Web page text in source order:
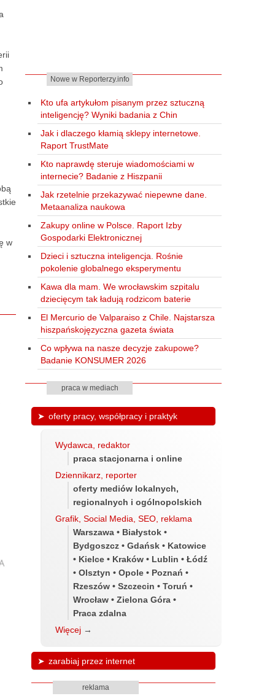
w
Nowe w Reporterzy.info
Kto ufa artykułom pisanym przez sztuczną
inteligencję? Wyniki badania z Chin
Jak i dlaczego kłamią sklepy internetowe.
Raport TrustMate
Kto naprawdę steruje wiadomościami w
internecie? Badanie z Hiszpanii
Jak rzetelnie przekazywać niepewne dane.
Metaanaliza naukowa
Zakupy online w Polsce. Raport Izby
Gospodarki Elektronicznej
Dzieci i sztuczna inteligencja. Rośnie
pokolenie globalnego eksperymentu
Kawa dla mam. We wrocławskim szpitalu
dziecięcym tak ładują rodzicom baterie
El Mercurio de Valparaiso z Chile. Najstarsza
hiszpańskojęzyczna gazeta świata
Co wpływa na nasze decyzje zakupowe?
Badanie KONSUMER 2026
praca w mediach
oferty pracy, współpracy i praktyk
Wydawca, redaktor
praca stacjonarna i online
Dziennikarz, reporter
oferty mediów lokalnych,
regionalnych i ogólnopolskich
Grafik, Social Media, SEO, reklama
Warszawa • Białystok •
Bydgoszcz • Gdańsk • Katowice
• Kielce • Kraków • Lublin • Łódź
• Olsztyn • Opole • Poznań •
Rzeszów • Szczecin • Toruń •
Wrocław • Zielona Góra •
Praca zdalna
Więcej →
zarabiaj przez internet
reklama